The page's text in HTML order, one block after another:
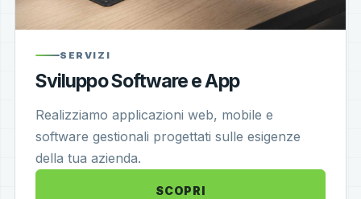
SERVIZI
Sviluppo Software e App
Realizziamo applicazioni web, mobile e
software gestionali progettati sulle esigenze
della tua azienda.
SCOPRI